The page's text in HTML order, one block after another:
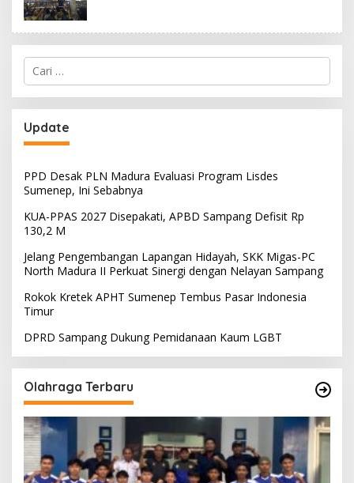
Cari
untuk:
Update
PPD Desak PLN Madura Evaluasi Program Lisdes
Sumenep, Ini Sebabnya
KUA-PPAS 2027 Disepakati, APBD Sampang Defisit Rp
130,2 M
Jelang Pengembangan Lapangan Hidayah, SKK Migas-PC
North Madura II Perkuat Sinergi dengan Nelayan Sampang
Rokok Kretek APHT Sumenep Tembus Pasar Indonesia
Timur
DPRD Sampang Dukung Pemidanaan Kaum LGBT
Olahraga Terbaru